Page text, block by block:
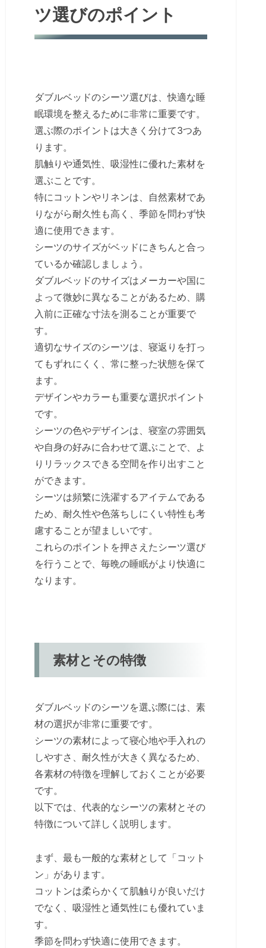
ツ選びのポイント
ダブルベッドのシーツ選びは、快適な睡
眠環境を整えるために非常に重要です。
選ぶ際のポイントは大きく分けて3つあ
ります。
肌触りや通気性、吸湿性に優れた素材を
選ぶことです。
特にコットンやリネンは、自然素材であ
りながら耐久性も高く、季節を問わず快
適に使用できます。
シーツのサイズがベッドにきちんと合っ
ているか確認しましょう。
ダブルベッドのサイズはメーカーや国に
よって微妙に異なることがあるため、購
入前に正確な寸法を測ることが重要で
す。
適切なサイズのシーツは、寝返りを打っ
てもずれにくく、常に整った状態を保て
ます。
デザインやカラーも重要な選択ポイント
です。
シーツの色やデザインは、寝室の雰囲気
や自身の好みに合わせて選ぶことで、よ
りリラックスできる空間を作り出すこと
ができます。
シーツは頻繁に洗濯するアイテムである
ため、耐久性や色落ちしにくい特性も考
慮することが望ましいです。
これらのポイントを押さえたシーツ選び
を行うことで、毎晩の睡眠がより快適に
なります。
素材とその特徴
ダブルベッドのシーツを選ぶ際には、素
材の選択が非常に重要です。
シーツの素材によって寝心地や手入れの
しやすさ、耐久性が大きく異なるため、
各素材の特徴を理解しておくことが必要
です。
以下では、代表的なシーツの素材とその
特徴について詳しく説明します。
まず、最も一般的な素材として「コット
ン」があります。
コットンは柔らかくて肌触りが良いだけ
でなく、吸湿性と通気性にも優れていま
す。
季節を問わず快適に使用できます。